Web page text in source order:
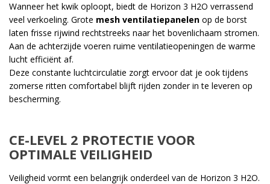
Wanneer het kwik oploopt, biedt de Horizon 3 H2O verrassend
veel verkoeling. Grote mesh ventilatiepanelen op de borst
laten frisse rijwind rechtstreeks naar het bovenlichaam stromen.
Aan de achterzijde voeren ruime ventilatieopeningen de warme
lucht efficiënt af.
Deze constante luchtcirculatie zorgt ervoor dat je ook tijdens
zomerse ritten comfortabel blijft rijden zonder in te leveren op
bescherming.
CE-LEVEL 2 PROTECTIE VOOR
OPTIMALE VEILIGHEID
Veiligheid vormt een belangrijk onderdeel van de Horizon 3 H2O.